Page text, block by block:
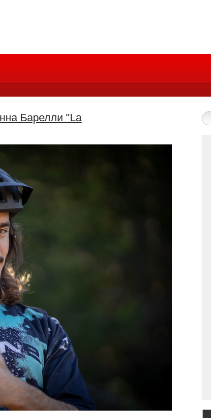
Барелли "La